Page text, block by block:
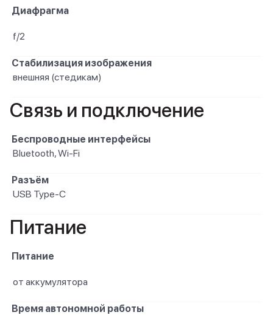
Диафрагма
f/2
Стабилизация изображения
внешняя (стедикам)
Связь и подключение
Беспроводные интерфейсы
Bluetooth, Wi-Fi
Разъём
USB Type-C
Питание
Питание
от аккумулятора
Время автономной работы